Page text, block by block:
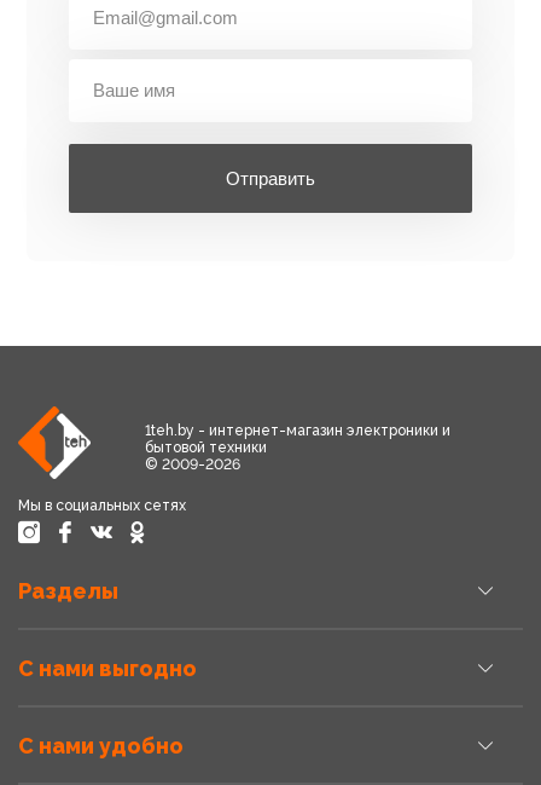
Отправить
1teh.by - интернет-магазин электроники и
бытовой техники
© 2009-2026
Мы в социальных сетях
Разделы
С нами выгодно
С нами удобно